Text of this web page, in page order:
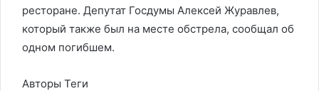
ресторане. Депутат Госдумы Алексей Журавлев,
который также был на месте обстрела, сообщал об
одном погибшем.
Авторы Теги